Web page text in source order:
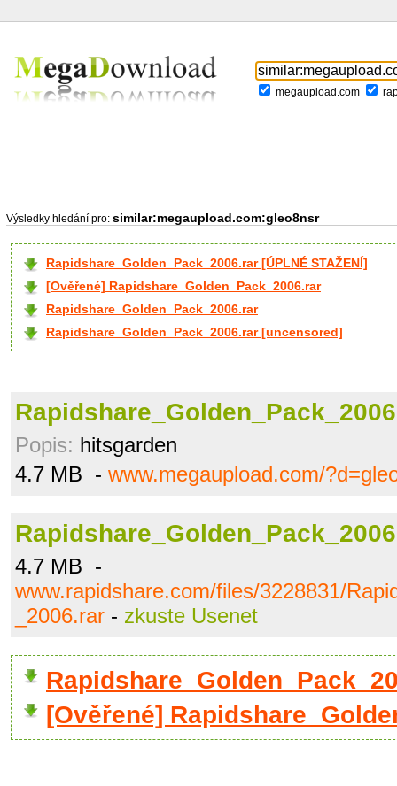
megaupload.com
Výsledky hledání pro: similar:megaupload.com:gleo8nsr
Rapidshare_Golden_Pack_2006.rar [ÚPLNÉ STAŽENÍ]
[Ověřené] Rapidshare_Golden_Pack_2006.rar
Rapidshare_Golden_Pack_2006.rar
Rapidshare_Golden_Pack_2006.rar [uncensored]
Popis: hitsgarden
4.7 MB - www.megaupload.com/
4.7 MB -
www.rapidshare.com/files/3228831/
_2006.rar - zkuste Usenet
[Ověřené]